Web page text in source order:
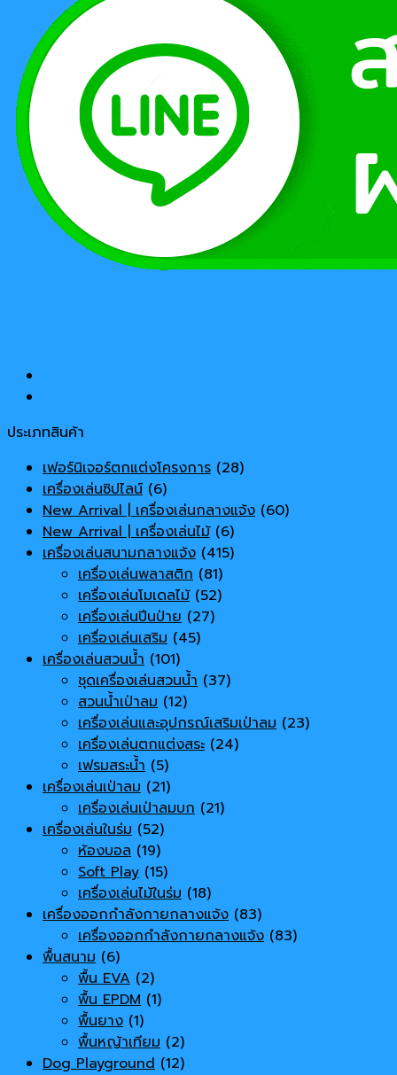
เครื่อง
ปีน
ป่าย
ชุด
เขา
ป่าย
quantity
ประเภทสินค้า
เฟอร์นิเจอร์ตกแต่งโครงการ (28)
เครื่องเล่นซิปไลน์ (6)
New Arrival | เครื่องเล่นกลางแจ้ง (60)
New Arrival | เครื่องเล่นไม้ (6)
เครื่องเล่นสนามกลางแจ้ง (415)
เครื่องเล่นพลาสติก (81)
เครื่องเล่นโมเดลไม้ (52)
เครื่องเล่นปีนป่าย (27)
เครื่องเล่นเสริม (45)
เครื่องเล่นสวนน้ำ (101)
ชุดเครื่องเล่นสวนน้ำ (37)
สวนน้ำเป่าลม (12)
เครื่องเล่นและอุปกรณ์เสริมเป่าลม (23)
เครื่องเล่นตกแต่งสระ (24)
เฟรมสระน้ำ (5)
เครื่องเล่นเป่าลม (21)
เครื่องเล่นเป่าลมบก (21)
เครื่องเล่นในร่ม (52)
ห้องบอล (19)
Soft Play (15)
เครื่องเล่นไม้ในร่ม (18)
เครื่องออกกำลังกายกลางแจ้ง (83)
เครื่องออกกำลังกายกลางแจ้ง (83)
พื้นสนาม (6)
พื้น EVA (2)
พื้น EPDM (1)
พื้นยาง (1)
พื้นหญ้าเทียม (2)
Dog Playground (12)